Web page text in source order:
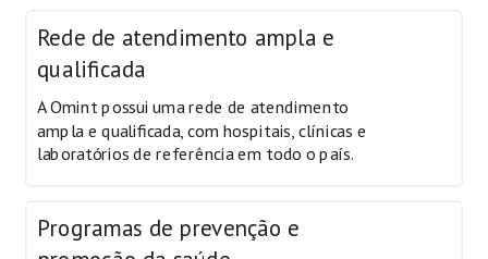
Rede de atendimento ampla e
qualificada
A Omint possui uma rede de atendimento
ampla e qualificada, com hospitais, clínicas e
laboratórios de referência em todo o país.
Programas de prevenção e